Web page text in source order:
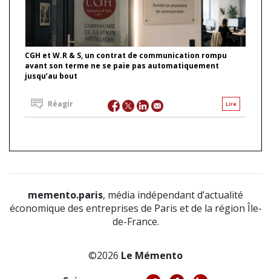
CGH et W.R & S, un contrat de communication rompu
avant son terme ne se paie pas automatiquement
jusqu’au bout
Lire
Réagir
memento.paris, média indépendant d’actualité
économique des entreprises de Paris et de la région Île-
de-France.
©2026 Le Mémento